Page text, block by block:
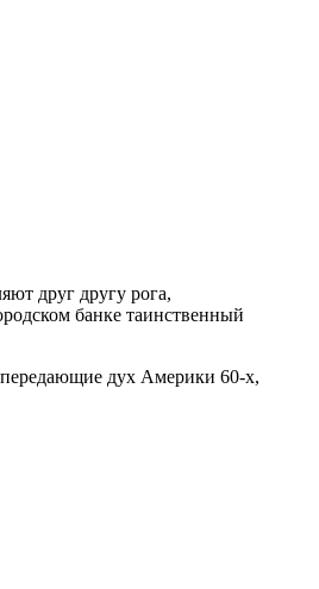
друг другу рога,
банке таинственный
передающие дух Америки 60-х,